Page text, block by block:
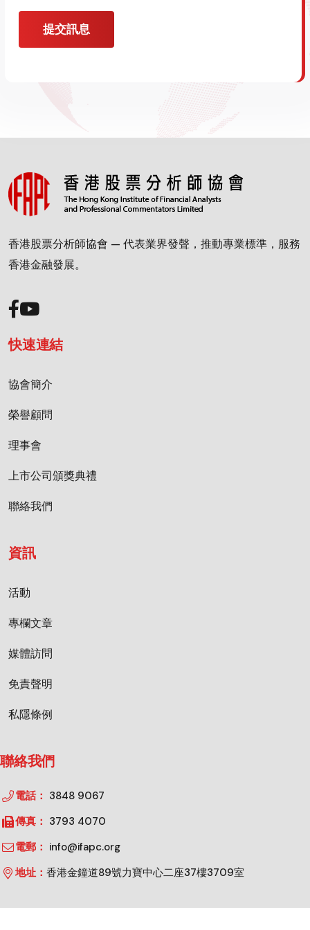
提交訊息
香港股票分析師協會 — 代表業界發聲，推動專業標準，服務
香港金融發展。
快速連結
協會簡介
榮譽顧問
理事會
上市公司頒獎典禮
聯絡我們
資訊
活動
專欄文章
媒體訪問
免責聲明
私隱條例
聯絡我們
電話： 3848 9067
傳真： 3793 4070
電郵： info@ifapc.org
地址： 香港金鐘道89號力寶中心二座37樓3709室